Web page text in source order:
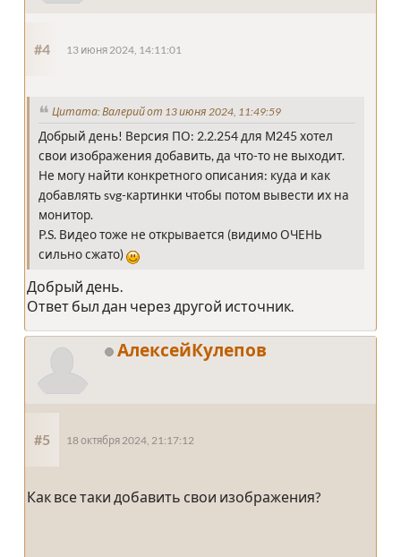
#4 13 июня 2024, 14:11:01
Цитата: Валерий от 13 июня 2024, 11:49:59
Добрый день! Версия ПО: 2.2.254 для М245 хотел
свои изображения добавить, да что-то не выходит.
Не могу найти конкретного описания: куда и как
добавлять svg-картинки чтобы потом вывести их на
монитор.
P.S. Видео тоже не открывается (видимо ОЧЕНЬ
сильно сжато)
Добрый день.
Ответ был дан через другой источник.
АлексейКулепов
#5 18 октября 2024, 21:17:12
Как все таки добавить свои изображения?